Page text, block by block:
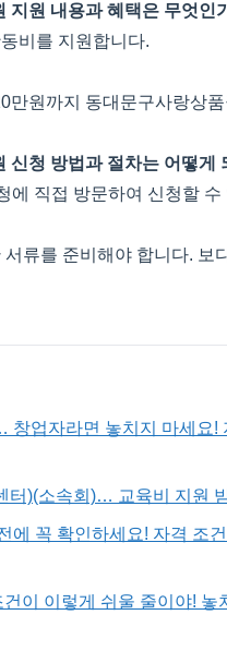
지원 내용과 혜택은 무엇인
비를 지원합니다.
원까지 동대문구사랑상
신청 방법과 절차는 어떻게
에 직접 방문하여 신청할 수
류를 준비해야 합니다.
업자라면 놓치지 마세요!
)(소속회)… 교육비 지원
꼭 확인하세요! 자격 조
이 이렇게 쉬울 줄이야! 놓